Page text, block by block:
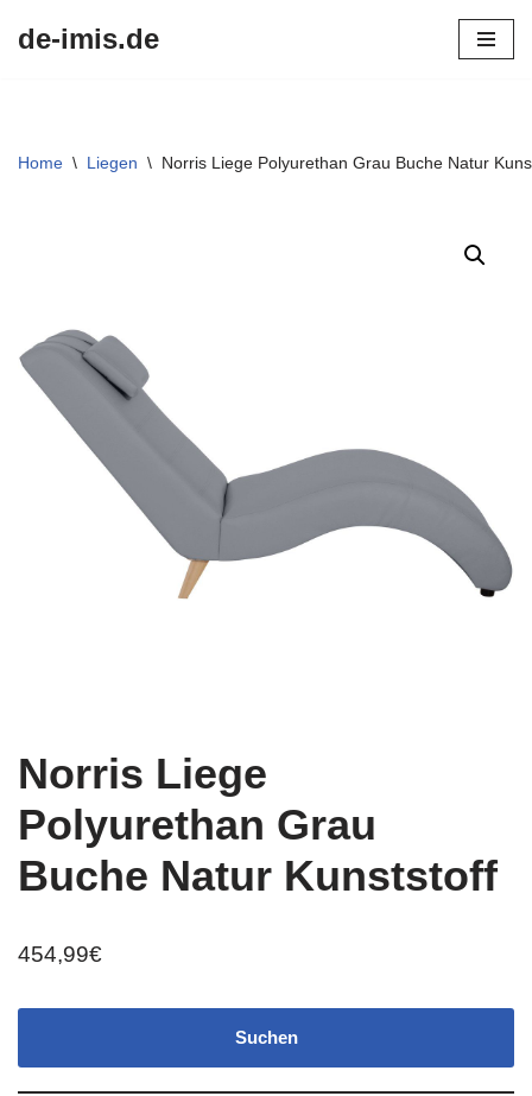
de-imis.de
Home \ Liegen \ Norris Liege Polyurethan Grau Buche Natur
Norris Liege
Polyurethan Grau
Buche Natur Kunststoff
454,99€
Suchen